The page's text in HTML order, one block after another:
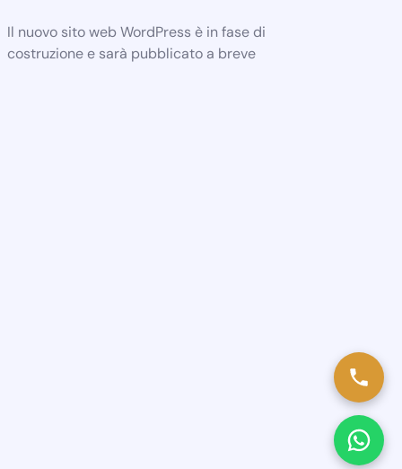
Il nuovo sito web WordPress è in fase di
costruzione e sarà pubblicato a breve